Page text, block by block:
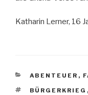
Katharin Lerner, 16
KATEGORIEN
ABENTEUER ,
BÜRGERKRIEG ,